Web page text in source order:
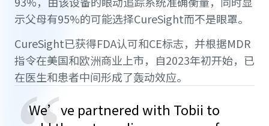
示父母有95%的可能选择CureSight而不是眼罩。
CureSight已获得FDA认可和CE标志，并根据MDR
指令在美国和欧洲商业上市，自2023年初开始，已
在医生和患者中间形成了轰动效应。
We’ve partnered with Tobii to